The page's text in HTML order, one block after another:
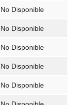
No Disponible
No Disponible
No Disponible
No Disponible
No Disponible